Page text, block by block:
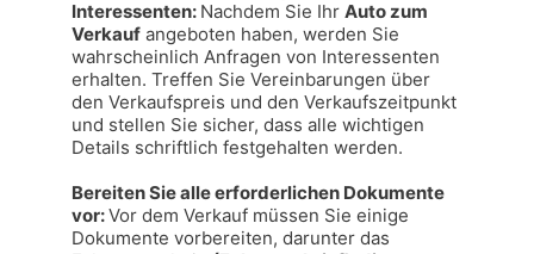
Interessenten: Nachdem Sie Ihr Auto zum
Verkauf angeboten haben, werden Sie
wahrscheinlich Anfragen von Interessenten
erhalten. Treffen Sie Vereinbarungen über
den Verkaufspreis und den Verkaufszeitpunkt
und stellen Sie sicher, dass alle wichtigen
Details schriftlich festgehalten werden.
Bereiten Sie alle erforderlichen Dokumente
vor: Vor dem Verkauf müssen Sie einige
Dokumente vorbereiten, darunter das